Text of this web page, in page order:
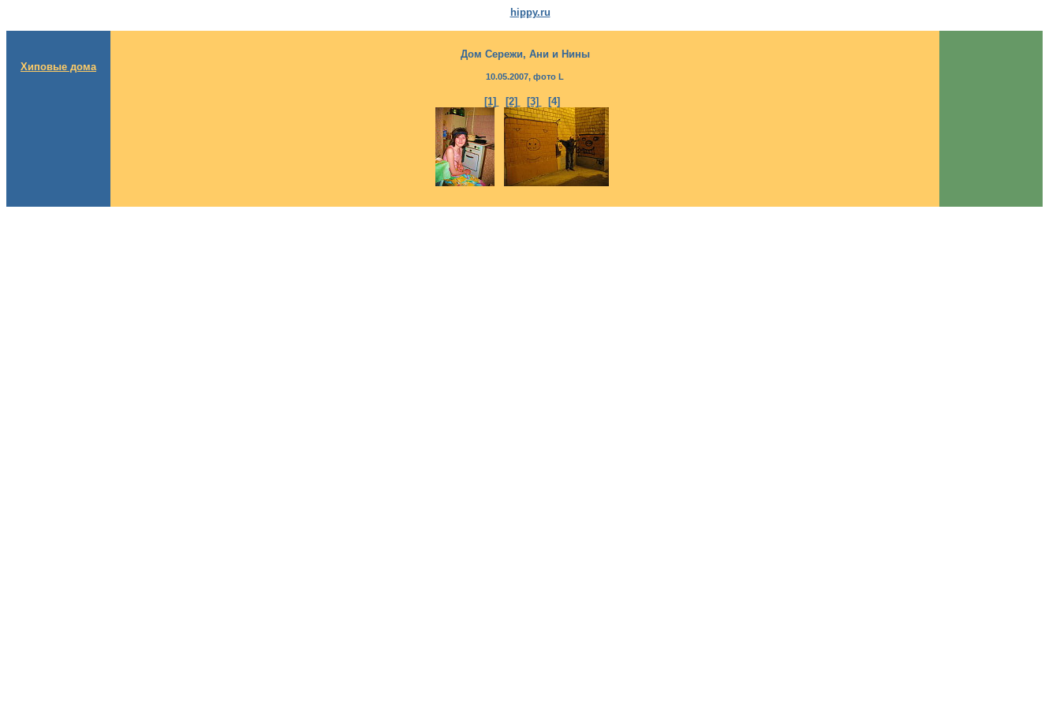
hippy.ru
Хиповые дома
Дом Сережи, Ани и Нины
10.05.2007, фото L
[1] [2] [3] [4]